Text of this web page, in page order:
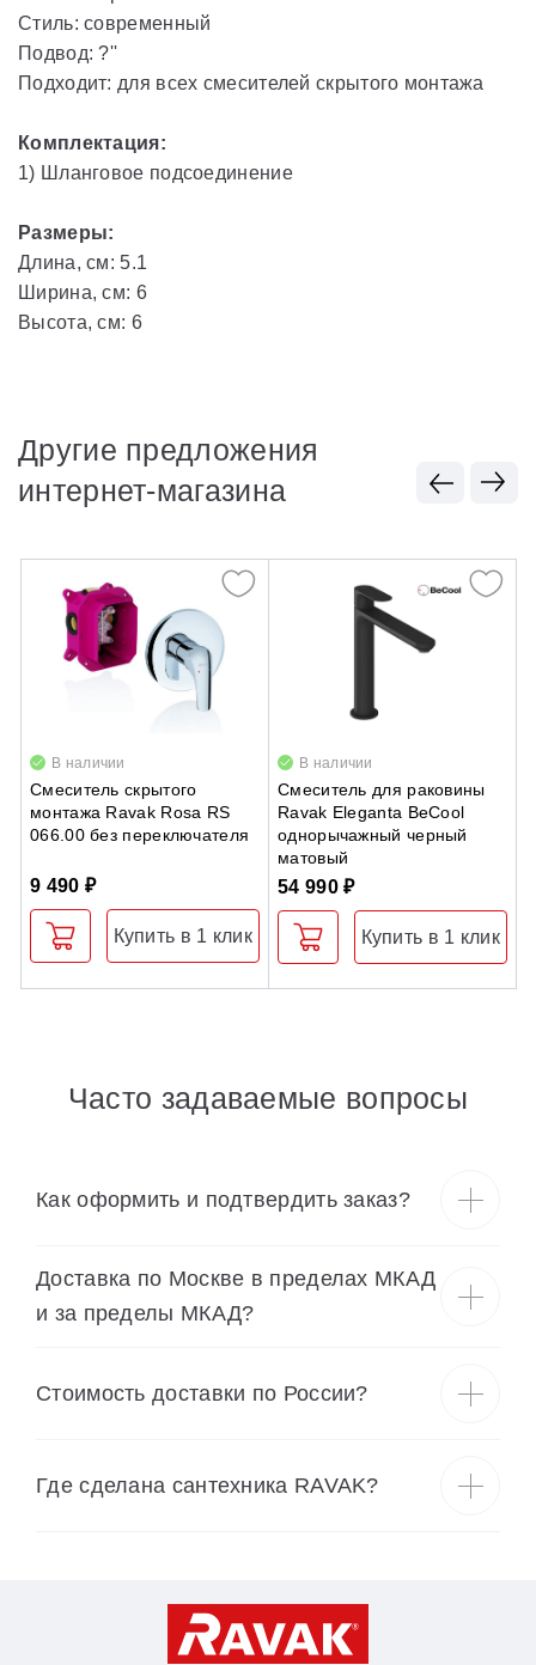
Стиль: современный
Подвод: ?''
Подходит: для всех смесителей скрытого монтажа
Комплектация:
1) Шланговое подсоединение
Размеры:
Длина, см: 5.1
Ширина, см: 6
Высота, см: 6
Другие предложения
интернет-магазина
В наличии
Смеситель скрытого
монтажа Ravak Rosa RS
066.00 без переключателя
9 490 ₽
Купить в 1 клик
В наличии
Смеситель для раковины
Ravak Eleganta BeCool
однорычажный черный
матовый
54 990 ₽
Купить в 1 клик
Часто задаваемые вопросы
Как оформить и подтвердить заказ?
Доставка по Москве в пределах МКАД
и за пределы МКАД?
Cтоимость доставки по России?
Где сделана сантехника RAVAK?